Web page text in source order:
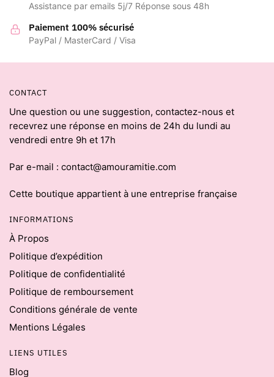
Assistance par emails 5j/7 Réponse sous 48h
Paiement 100% sécurisé
PayPal / MasterCard / Visa
CONTACT
Une question ou une suggestion, contactez-nous et
recevrez une réponse en moins de 24h du lundi au
vendredi entre 9h et 17h
Par e-mail : contact@amouramitie.com
Cette boutique appartient à une entreprise française
INFORMATIONS
À Propos
Politique d’expédition
Politique de confidentialité
Politique de remboursement
Conditions générale de vente
Mentions Légales
LIENS UTILES
Blog